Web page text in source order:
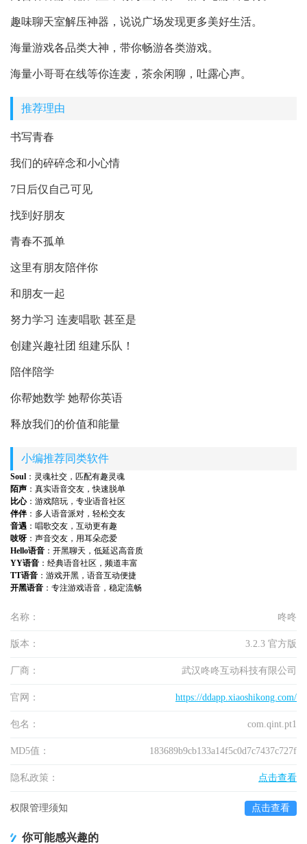
趣味聊天室解压神器，说说广场发现更多美好生活。
海量游戏各品类大神，带你畅游各类游戏。
海量小哥哥在线等你连麦，茶余闲聊，吐露心声。
推荐理由
书写青春
我们的碎碎念和小心情
7日后仅自己可见
找到好朋友
青春不孤单
这里有朋友陪伴你
和朋友一起
努力学习 连麦唱歌 甚至是
创建兴趣社团 组建乐队！
陪伴陪学
你帮她数学 她帮你英语
释放我们的价值和能量
小编推荐同类软件
Soul ：灵魂社交，匹配有趣灵魂
陌声 ：真实语音交友，快速脱单
比心：游戏陪玩，专业语音社区
伴伴 ：多人语音派对，轻松交友
音遇 ：唱歌交友，互动更有趣
吱呀 ：声音交友，用耳朵恋爱
Hello语音 ：开黑聊天，低延迟高音质
YY语音 ：经典语音社区，频道丰富
TT语音 ：游戏开黑，语音互动便捷
开黑语音 ：专注游戏语音，稳定流畅
名称： 咚咚
版本： 3.2.3 官方版
厂商： 武汉咚咚互动科技有限公司
官网： https://ddapp.xiaoshikong.com/
包名： com.qint.pt1
MD5值： 183689b9cb133a14f5c0d7c7437c727f
隐私政策： 点击查看
权限管理须知 点击查看
你可能感兴趣的